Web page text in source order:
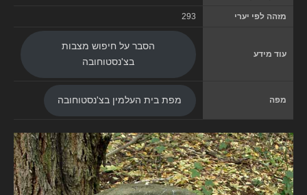
מזהה לפי יערי 293
עוד מידע
הסבר על חיפוש מצבות
בצ'נסטוחובה
מפה מפת בית העלמין בצ'נסטוחובה